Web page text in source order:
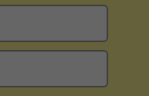
Política de